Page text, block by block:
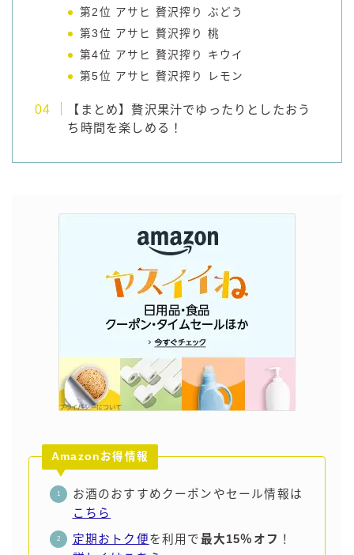
第2位 アサヒ 贅沢搾り ぶどう
第3位 アサヒ 贅沢搾り 桃
第4位 アサヒ 贅沢搾り キウイ
第5位 アサヒ 贅沢搾り レモン
【まとめ】贅沢果汁でゆったりとしたおう
ち時間を楽しめる！
Amazonお得情報
お酒のおすすめクーポンやセール情報は
こちら
定期おトク便を利用で最大15％オフ ！